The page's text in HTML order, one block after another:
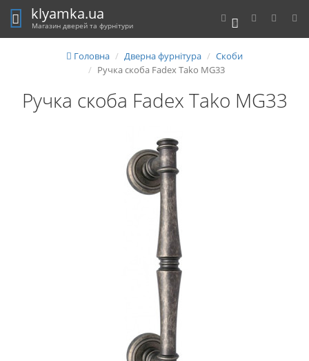
0
klyamka.ua
Магазин дверей та фурнітури
Головна Дверна фурнітура
Скоби
Ручка скоба Fadex Tako MG33
Ручка скоба Fadex Tako MG33